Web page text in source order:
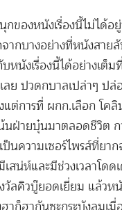
ของหนังเรื่องนี้ไม่ได้อ
จากบางอย่างที่หนังสา
หนังเรื่องนี้ได้อย่างเต็
ลย ปวดกบาลเปล่าๆ ปล่
แต่การที่ ผกก.เลือก โค
ฝ่ายบุ๋นมาตลอดชีวิต
ป็นความเซอร์ไพรส์ที่ย
เสน่ห์และมีช่วงเวลาโด
วัลคิวบู๊ยอดเยี่ยม แล้ว